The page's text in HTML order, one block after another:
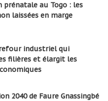
au Togo : les
laissées en marge
industriel qui
filières et élargit les
2040 de Faure Gnassingbé